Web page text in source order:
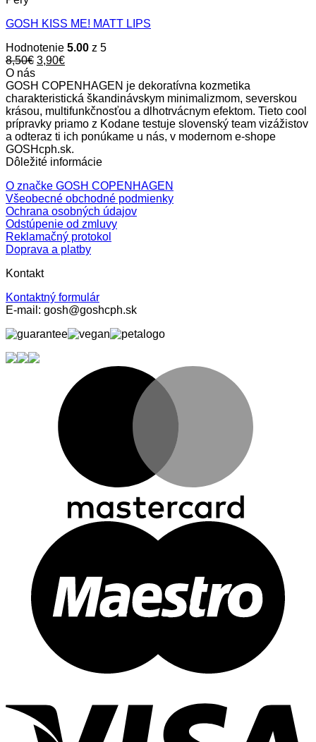
GOSH KISS ME! MATT LIPS
Hodnotenie 5.00 z 5
8,50€ Original
was:
8,50€.
3,90€Current
is:
3,90€.
O nás
GOSH COPENHAGEN je dekoratívna kozmetika
charakteristická škandinávskym minimalizmom, severskou
krásou, multifunkčnosťou a dlhotrvácnym efektom. Tieto cool
prípravky priamo z Kodane testuje slovenský team vizážistov
a odteraz ti ich ponúkame u nás, v modernom e-shope
GOSHcph.sk.
Dôležité informácie
O značke GOSH COPENHAGEN
Všeobecné obchodné podmienky
Ochrana osobných údajov
Odstúpenie od zmluvy
Reklamačný protokol
Doprava a platby
Kontakt
Kontaktný formulár
E-mail: gosh@goshcph.sk